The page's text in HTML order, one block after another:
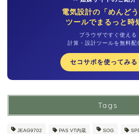
電気設計の「めんどう
ツールでまるっと時
ブラウザですぐ使える
計算・設計ツールを無料配
セコサポを使ってみ
Tags
JEAG9702 PAS VT内蔵 SOG